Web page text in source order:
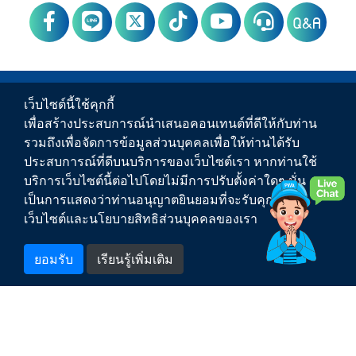
Q&A
PWA Footer Link
ข่าวสาร
บริการของ กปภ.
เกี่ยวกับ กปภ.
ติดต่อเรา
สำหรับพนักงาน
เว็บไซต์นี้ใช้คุกกี้
เพื่อสร้างประสบการณ์นำเสนอคอนเทนต์ที่ดีให้กับท่าน
รวมถึงเพื่อจัดการข้อมูลส่วนบุคคลเพื่อให้ท่านได้รับ
ประสบการณ์ที่ดีบนบริการของเว็บไซต์เรา หากท่านใช้
บริการเว็บไซต์นี้ต่อไปโดยไม่มีการปรับตั้งค่าใดๆ นั่น
เป็นการแสดงว่าท่านอนุญาตยินยอมที่จะรับคุกกี้บน
เว็บไซต์และนโยบายสิทธิส่วนบุคคลของเรา
ยอมรับ เรียนรู้เพิ่มเติม